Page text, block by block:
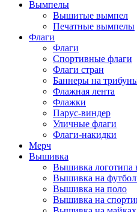
Вымпелы
Вышитые вымпел
Печатные вымпелы
Флаги
Флаги
Спортивные флаги
Флаги стран
Баннеры на
Флажная лента
Флажки
Парус-виндер
Уличные флаги
Флаги-накидки
Мерч
Вышивка
Вышивка логотипа
Вышивка на
Вышивка на поло
Вышивка на